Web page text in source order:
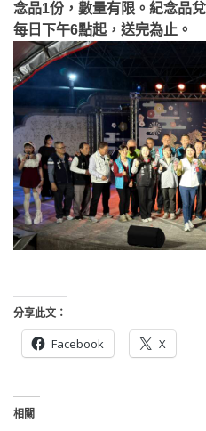
念品1份，數量有限。紀念品
每日下午6點起，送完為止。
分享此文：
Facebook X
相關